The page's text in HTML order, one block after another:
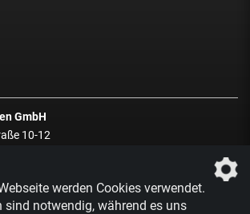
GmbH
10-12
0
werden Cookies verwendet.
sind notwendig, während es uns